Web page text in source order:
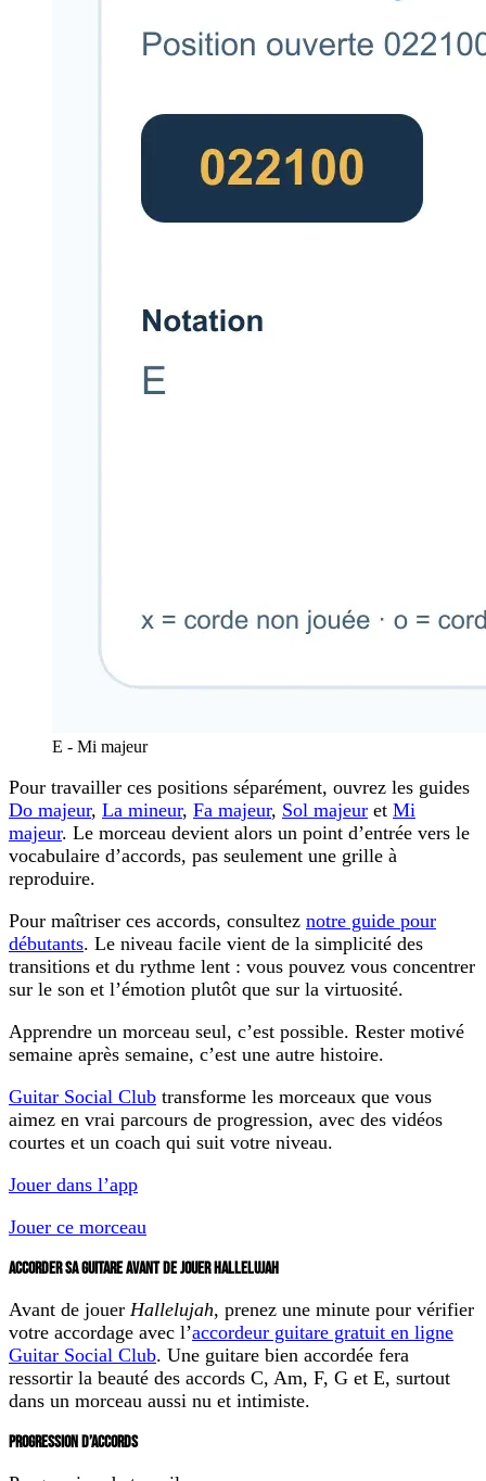
E - Mi majeur
Pour travailler ces positions séparément, ouvrez les guides
Do majeur, La mineur, Fa majeur, Sol majeur et Mi
majeur. Le morceau devient alors un point d’entrée vers le
vocabulaire d’accords, pas seulement une grille à
reproduire.
Pour maîtriser ces accords, consultez notre guide pour
débutants. Le niveau facile vient de la simplicité des
transitions et du rythme lent : vous pouvez vous concentrer
sur le son et l’émotion plutôt que sur la virtuosité.
Apprendre un morceau seul, c’est possible. Rester motivé
semaine après semaine, c’est une autre histoire.
Guitar Social Club transforme les morceaux que vous
aimez en vrai parcours de progression, avec des vidéos
courtes et un coach qui suit votre niveau.
Jouer dans l’app
Jouer ce morceau
ACCORDER SA GUITARE AVANT DE JOUER HALLELUJAH
Avant de jouer Hallelujah, prenez une minute pour vérifier
votre accordage avec l’accordeur guitare gratuit en ligne
Guitar Social Club. Une guitare bien accordée fera
ressortir la beauté des accords C, Am, F, G et E, surtout
dans un morceau aussi nu et intimiste.
PROGRESSION D’ACCORDS